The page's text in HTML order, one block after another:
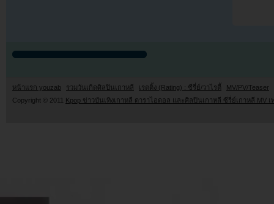
หน้าแรก youzab รวมวันเกิดศิลปินเกาหลี เรตติ้ง (Rating) : ซีรี่ย์/วาไรตี้
MV/PV/Teaser
Copyright © 2011 Kpop ข่าวบันเทิงเกาหลี ดาราไอดอล และศิลปินเกาหลี ซีรี่ย์เกาหลี MV